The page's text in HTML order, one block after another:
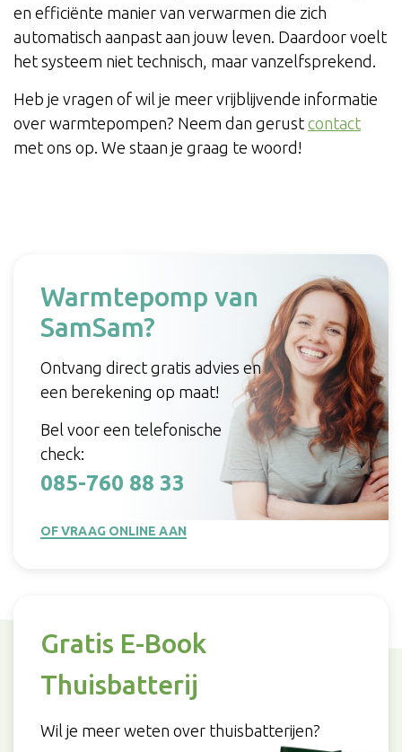
en efficiënte manier van verwarmen die zich
automatisch aanpast aan jouw leven. Daardoor voelt
het systeem niet technisch, maar vanzelfsprekend.
Heb je vragen of wil je meer vrijblijvende informatie
over warmtepompen? Neem dan gerust contact
met ons op. We staan je graag te woord!
Warmtepomp van
SamSam?
Ontvang direct gratis advies en
een berekening op maat!
Bel voor een telefonische
check:
085-760 88 33
OF VRAAG ONLINE AAN
Gratis E-Book
Thuisbatterij
Wil je meer weten over thuisbatterijen?